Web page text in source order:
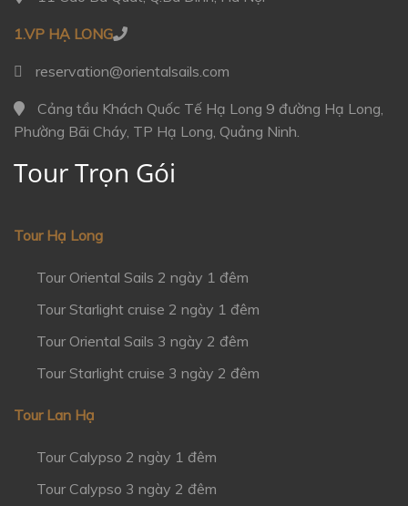
1.VP HẠ LONG
reservation@orientalsails.com
Cảng tầu Khách Quốc Tế Hạ Long 9 đường Hạ Long,
Phường Bãi Cháy, TP Hạ Long, Quảng Ninh.
Tour Trọn Gói
Tour Hạ Long
Tour Oriental Sails 2 ngày 1 đêm
Tour Starlight cruise 2 ngày 1 đêm
Tour Oriental Sails 3 ngày 2 đêm
Tour Starlight cruise 3 ngày 2 đêm
Tour Lan Hạ
Tour Calypso 2 ngày 1 đêm
Tour Calypso 3 ngày 2 đêm